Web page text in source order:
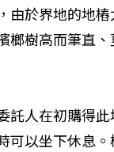
由於界地的地
榔樹高而筆直
託人在初購得
可以坐下休息